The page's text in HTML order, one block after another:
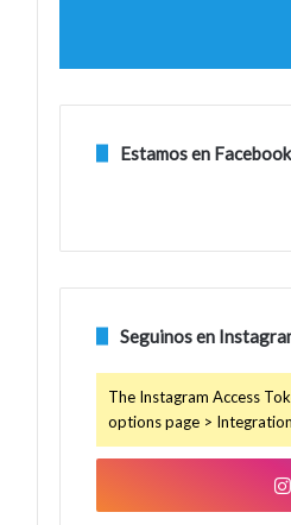
Estamos en Facebook
Seguinos en
The Instagram Access
options page >